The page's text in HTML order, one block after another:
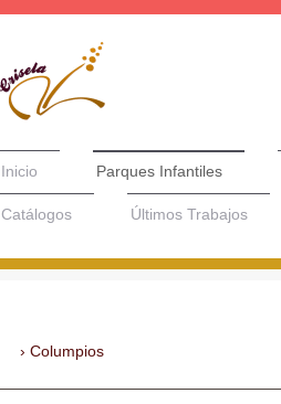
Inicio Parques Infantiles
Catálogos Últimos Trabajos
Columpios